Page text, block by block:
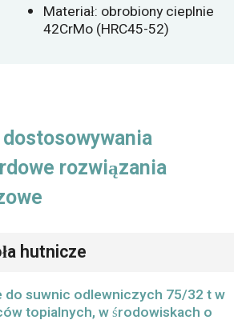
Materiał: obrobiony cieplnie
42CrMo (HRC45-52)
rozwiązania
hutnicze
do suwnic odlewniczych 75/32 t w
topialnych, w środowiskach o